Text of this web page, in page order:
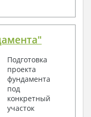
Подготовка
проекта
фундамента
под
конкретный
участок